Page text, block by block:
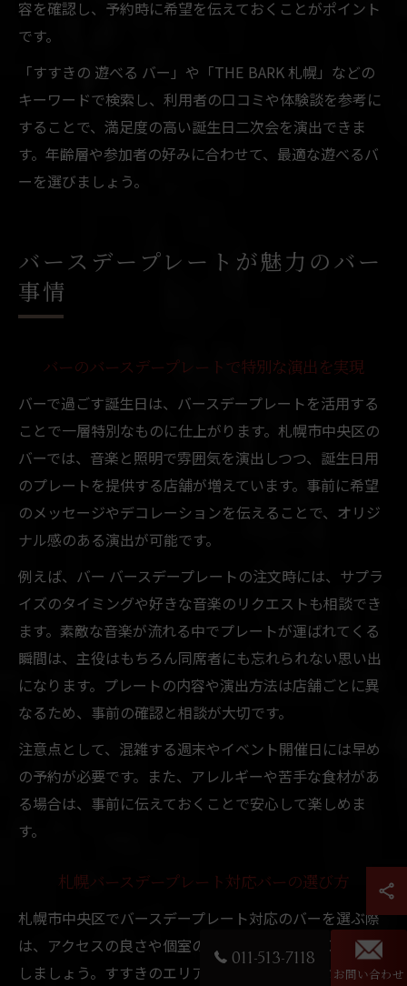
容を確認し、予約時に希望を伝えておくことがポイント
です。
「すすきの 遊べる バー」や「THE BARK 札幌」などの
キーワードで検索し、利用者の口コミや体験談を参考に
することで、満足度の高い誕生日二次会を演出できま
す。年齢層や参加者の好みに合わせて、最適な遊べるバ
ーを選びましょう。
バースデープレートが魅力のバー
事情
バーのバースデープレートで特別な演出を実現
バーで過ごす誕生日は、バースデープレートを活用する
ことで一層特別なものに仕上がります。札幌市中央区の
バーでは、音楽と照明で雰囲気を演出しつつ、誕生日用
のプレートを提供する店舗が増えています。事前に希望
のメッセージやデコレーションを伝えることで、オリジ
ナル感のある演出が可能です。
例えば、バー バースデープレートの注文時には、サプラ
イズのタイミングや好きな音楽のリクエストも相談でき
ます。素敵な音楽が流れる中でプレートが運ばれてくる
瞬間は、主役はもちろん同席者にも忘れられない思い出
になります。プレートの内容や演出方法は店舗ごとに異
なるため、事前の確認と相談が大切です。
注意点として、混雑する週末やイベント開催日には早め
の予約が必要です。また、アレルギーや苦手な食材があ
る場合は、事前に伝えておくことで安心して楽しめま
す。
札幌バースデープレート対応バーの選び方
札幌市中央区でバースデープレート対応のバーを選ぶ際
は、アクセスの良さや個室の有無、雰囲気づくりに注目
しましょう。すすきのエリアには、音楽にこだわったバ
011-513-7118
お問い合わせ